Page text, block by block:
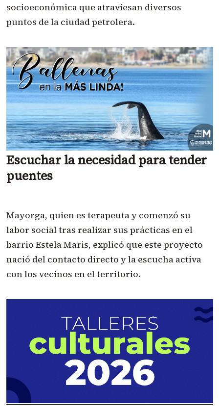
socioeconómica que atraviesan diversos
puntos de la ciudad petrolera.
Escuchar la necesidad para tender
puentes
Mayorga, quien es terapeuta y comenzó su
labor social tras realizar sus prácticas en el
barrio Estela Maris, explicó que este proyecto
nació del contacto directo y la escucha activa
con los vecinos en el territorio.